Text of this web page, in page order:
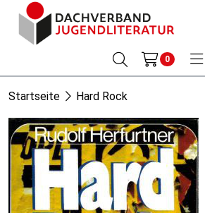
0
Startseite Hard Rock